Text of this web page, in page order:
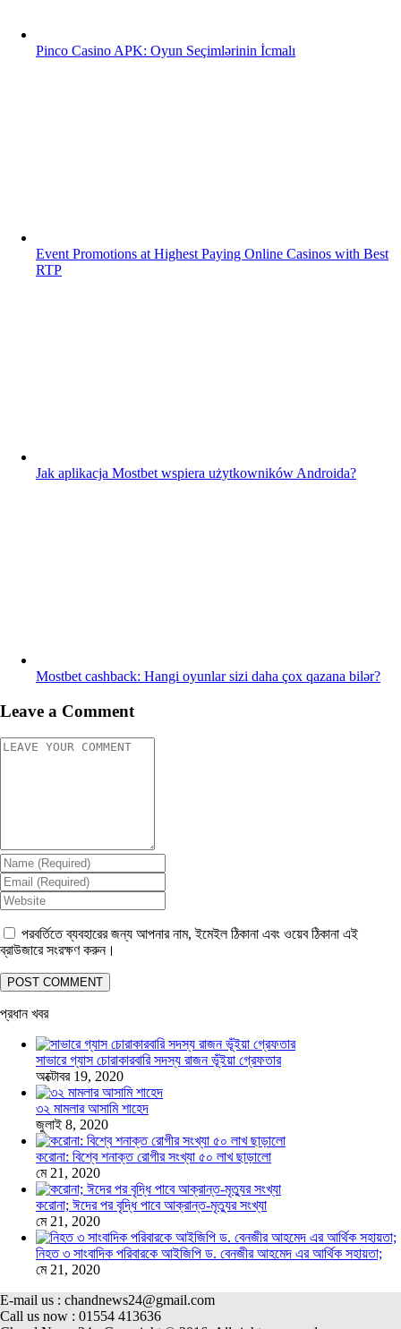
Pinco Casino APK: Oyun Seçimlərinin İcmalı
Event Promotions at Highest Paying Online Casinos with Best
RTP
Jak aplikacja Mostbet wspiera użytkowników Androida?
Mostbet cashback: Hangi oyunlar sizi daha çox qazana bilər?
Leave a Comment
পরবর্তিতে ব্যবহারের জন্য আপনার নাম, ইমেইল ঠিকানা এবং ওয়েব ঠিকানা এই
ব্রাউজারে সংরক্ষণ করুন।
প্রধান খবর
সাভারে গ্যাস চোরাকারবারি সদস্য রাজন ভূঁইয়া গ্রেফতার
অক্টোবর 19, 2020
৩২ মামলার আসামি শাহেদ
জুলাই 8, 2020
করোনা: বিশ্বে শনাক্ত রোগীর সংখ্যা ৫০ লাখ ছাড়ালো
মে 21, 2020
করোনা; ঈদের পর বৃদ্ধি পাবে আক্রান্ত-মৃত্যুর সংখ্যা
মে 21, 2020
নিহত ৩ সাংবাদিক পরিবারকে আইজিপি ড. বেনজীর আহমেদ এর আর্থিক সহায়তা;
মে 21, 2020
E-mail us : chandnews24@gmail.com
Call us now : 01554 413636